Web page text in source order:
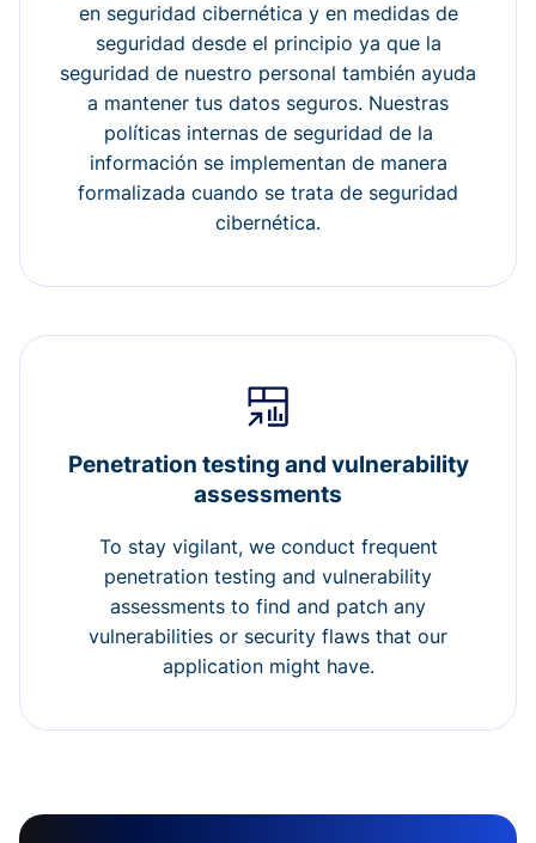
en seguridad cibernética y en medidas de
seguridad desde el principio ya que la
seguridad de nuestro personal también ayuda
a mantener tus datos seguros. Nuestras
políticas internas de seguridad de la
información se implementan de manera
formalizada cuando se trata de seguridad
cibernética.
Penetration testing and vulnerability
assessments
To stay vigilant, we conduct frequent
penetration testing and vulnerability
assessments to find and patch any
vulnerabilities or security flaws that our
application might have.